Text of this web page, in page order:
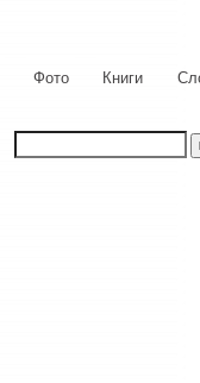
Фото Книги